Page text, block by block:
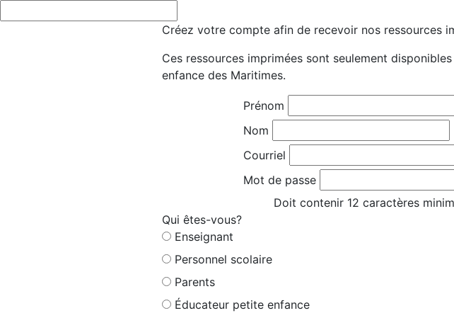
Créez votre compte afin de recevoir nos ressources
Ces ressources imprimées sont seulement
enfance des Maritimes.
Prénom
Nom
Courriel
Mot de passe
Doit contenir 12 caractères
Qui êtes-vous?
Enseignant
Personnel scolaire
Parents
Éducateur petite enfance